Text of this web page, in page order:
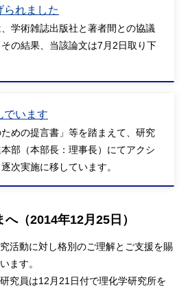
られました
学術雑誌出版社と著者間との協議
の結果、当該論文は7月2日取り下
でいます
ための提言書」等を踏まえて、研究
部（本部長：理事長）にてアクシ
次実施に移しています。
（2014年12月25日）
活動に対し格別のご理解とご支援を賜
ます。
究員は12月21日付で理化学研究所を